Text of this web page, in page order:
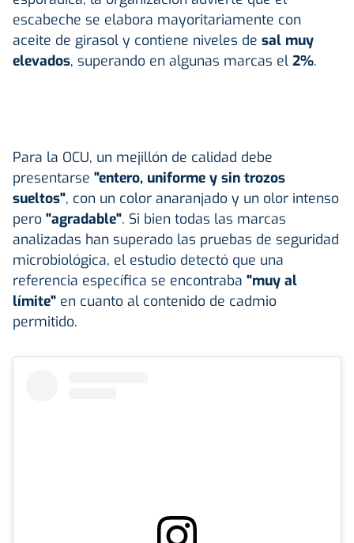
escabeche se elabora mayoritariamente con
aceite de girasol y contiene niveles de sal muy
elevados, superando en algunas marcas el 2%.
Para la OCU, un mejillón de calidad debe
presentarse "entero, uniforme y sin trozos
sueltos", con un color anaranjado y un olor intenso
pero "agradable". Si bien todas las marcas
analizadas han superado las pruebas de seguridad
microbiológica, el estudio detectó que una
referencia específica se encontraba "muy al
límite" en cuanto al contenido de cadmio
permitido.